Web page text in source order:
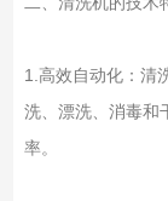
1.高效自动化：清
洗、漂洗、消毒和
率。